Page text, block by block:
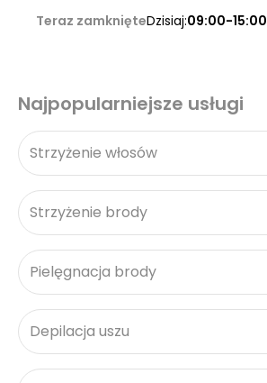
Teraz zamknięteDzisiaj:09:00-15:00
Najpopularniejsze usługi
Strzyżenie włosów
Strzyżenie brody
Pielęgnacja brody
Depilacja uszu